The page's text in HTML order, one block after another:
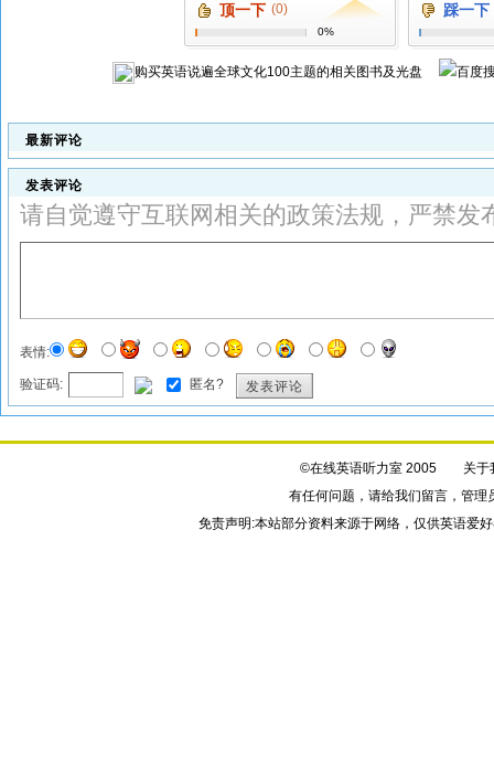
顶一下 (0)
0%
踩一下
购买英语说遍全球文化100主题的相关图书及光盘
最新评论
发表评论
请自觉遵守互联网相关的政策法规，严禁发
表情:
验证码: 匿名? 发表评论
©在线英语听力室 2005 关于
有任何问题，请给我们留言，管理
免责声明:本站部分资料来源于网络，仅供英语爱